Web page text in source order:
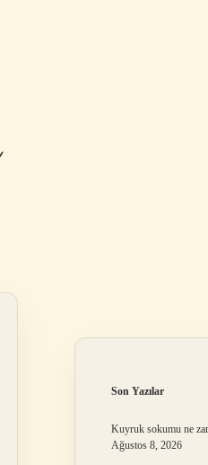
Son Yazılar
Kuyruk sokumu ne
Ağustos 8, 2026